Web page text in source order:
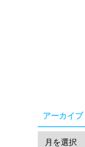
アーカイブ